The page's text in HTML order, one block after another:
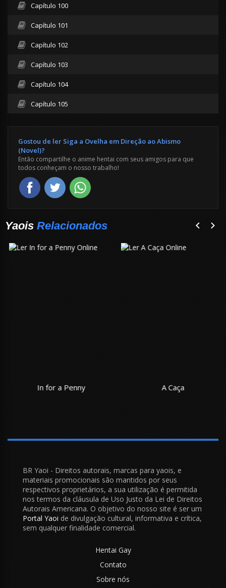
Capítulo 100
Capítulo 101
Capítulo 102
Capítulo 103
Capítulo 104
Capítulo 105
Gostou de ler Siga a Ovelha em Direção ao Abismo
(Novel)?
Então compartilhe o anime hentai com seus amigos para que
todos conheçam o nosso trabalho!
Yaois Relacionados
In for a Penny A Caça
BR Yaoi - Direitos autorais, marcas para yaois, e
materiais promocionais são mantidos por seus
respectivos proprietários, a sua utilização é permitida
nos termos da cláusula de Uso Justo da Lei de Direitos
Autorais Americana. O objetivo do nosso site é ser um
Portal Yaoi de divulgação cultural, informativa e crítica,
sem qualquer finalidade comercial.
Hentai Gay
Contato
Sobre nós